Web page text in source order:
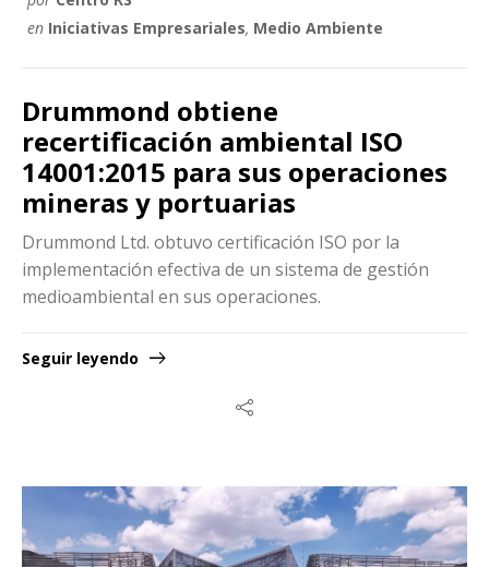
en Iniciativas Empresariales, Medio Ambiente
Drummond obtiene
recertificación ambiental ISO
14001:2015 para sus operaciones
mineras y portuarias
Drummond Ltd. obtuvo certificación ISO por la
implementación efectiva de un sistema de gestión
medioambiental en sus operaciones.
Seguir leyendo